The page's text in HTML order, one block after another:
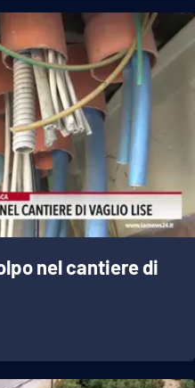
nel cantiere di